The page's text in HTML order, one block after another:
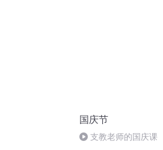
国庆节
支教老师的国庆课